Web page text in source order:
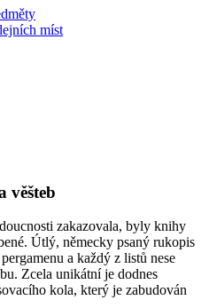
míst
věšteb
zakazovala, byly knihy
Útlý, německy psaný rukopis
a každý z listů nese
Zcela unikátní je dodnes
kola, který je zabudován